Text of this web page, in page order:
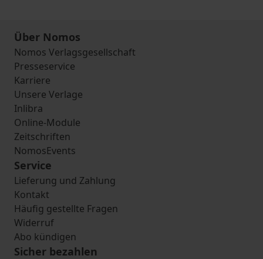
Über Nomos
Nomos Verlagsgesellschaft
Presseservice
Karriere
Unsere Verlage
Inlibra
Online-Module
Zeitschriften
NomosEvents
Service
Lieferung und Zahlung
Kontakt
Häufig gestellte Fragen
Widerruf
Abo kündigen
Sicher bezahlen